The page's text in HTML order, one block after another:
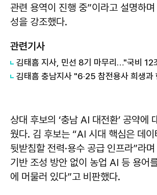
관련 용역이 진행 중”이라고 설명하
성을 강조했다.
관련기사
상대 후보의 ‘충남 AI 대전환’ 공약에
웠다. 김 후보는 “AI 시대 핵심은 데
뒷받침할 전력·용수 공급 인프라”라
기반 조성 방안 없이 농업 AI 등 용어
에 머물러 있다”고 비판했다.